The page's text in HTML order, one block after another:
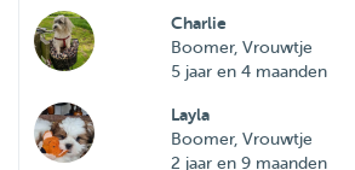
Charlie
Boomer, Vrouwtje
5 jaar en 4 maanden
Layla
Boomer, Vrouwtje
2 jaar en 9 maanden